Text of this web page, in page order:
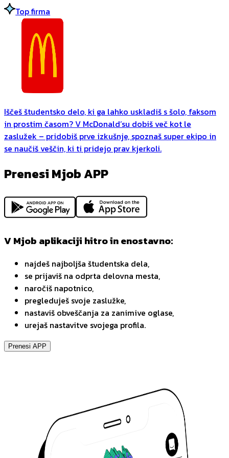
Top firma
Iščeš študentsko delo, ki ga lahko uskladiš s šolo, faksom
in prostim časom? V McDonald’su dobiš več kot le
zaslužek – pridobiš prve izkušnje, spoznaš super ekipo in
se naučiš veščin, ki ti pridejo prav kjerkoli.
Prenesi Mjob APP
V Mjob aplikaciji hitro in enostavno:
najdeš najboljša študentska dela,
se prijaviš na odprta delovna mesta,
naročiš napotnico,
pregleduješ svoje zaslužke,
nastaviš obveščanja za zanimive oglase,
urejaš nastavitve svojega profila.
Prenesi APP